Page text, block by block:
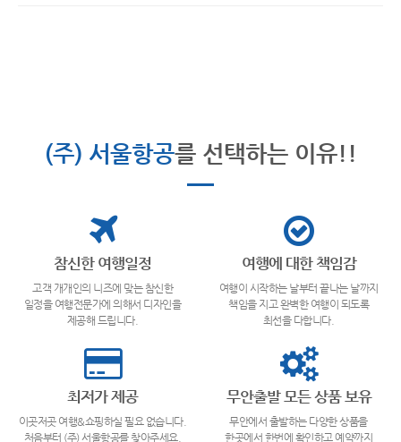
(주) 서울항공를 선택하는 이유!!
참신한 여행일정
고객 개개인의 니즈에 맞는 참신한
일정을 여행전문가에 의해서 디자인을
제공해 드립니다.
여행에 대한 책임감
여행이 시작하는 날부터 끝나는 날까지
책임을 지고 완벽한 여행이 되도록
최선을 다합니다.
최저가 제공
이곳저곳 여행&쇼핑하실 필요 없습니다.
처음부터 (주) 서울항공를 찾아주세요.
무안출발 모든 상품 보유
무안에서 출발하는 다양한 상품을
한곳에서 한번에 확인하고 예약까지